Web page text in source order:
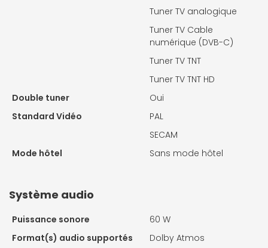
Tuner TV analogique
Tuner TV Cable
numérique (DVB-C)
Tuner TV TNT
Tuner TV TNT HD
Double tuner
Oui
Standard Vidéo
PAL
SECAM
Mode hôtel
Sans mode hôtel
Système audio
Puissance sonore
60 W
Format(s) audio supportés
Dolby Atmos